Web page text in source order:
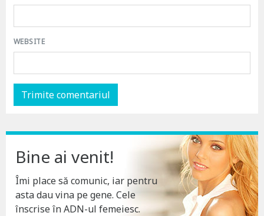
WEBSITE
Bine ai venit!
Îmi place să comunic, iar pentru
asta dau vina pe gene. Cele
înscrise în ADN-ul femeiesc.